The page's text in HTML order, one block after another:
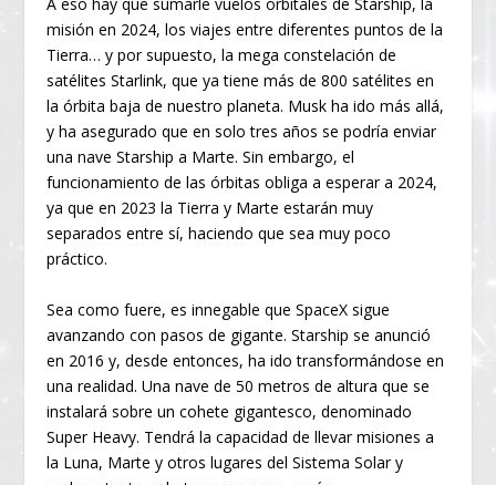
misión en 2024, los viajes entre diferentes puntos de la
Tierra… y por supuesto, la mega constelación de
satélites Starlink, que ya tiene más de 800 satélites en
la órbita baja de nuestro planeta. Musk ha ido más allá,
y ha asegurado que en solo tres años se podría enviar
una nave Starship a Marte. Sin embargo, el
funcionamiento de las órbitas obliga a esperar a 2024,
ya que en 2023 la Tierra y Marte estarán muy
separados entre sí, haciendo que sea muy poco
práctico.
Sea como fuere, es innegable que SpaceX sigue
avanzando con pasos de gigante. Starship se anunció
en 2016 y, desde entonces, ha ido transformándose en
una realidad. Una nave de 50 metros de altura que se
instalará sobre un cohete gigantesco, denominado
Super Heavy. Tendrá la capacidad de llevar misiones a
la Luna, Marte y otros lugares del Sistema Solar y